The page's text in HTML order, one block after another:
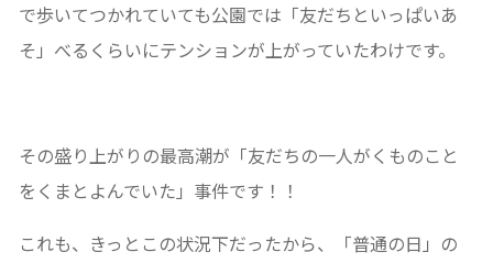
で歩いてつかれていても公園では「友だちといっぱいあ
そ」べるくらいにテンションが上がっていたわけです。
その盛り上がりの最高潮が「友だちの一人がくものこと
をくまとよんでいた」事件です！！
これも、きっとこの状況下だったから、「普通の日」の